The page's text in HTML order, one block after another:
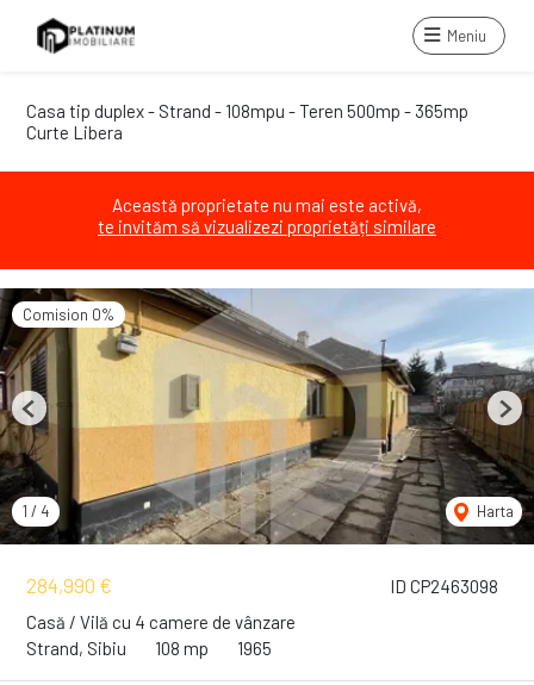
Meniu
Casa tip duplex - Strand - 108mpu - Teren 500mp - 365mp
Curte Libera
Această proprietate nu mai este activă,
te invităm să vizualizezi proprietăți similare
ID CP2463098
284,990 €
Casă / Vilă cu 4 camere de vânzare
Strand, Sibiu
108 mp 1965
Comision 0%
1 / 4 Harta
Previous Next